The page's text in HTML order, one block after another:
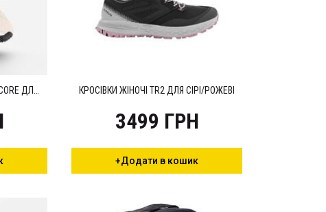
КРОСІВКИ ЖІНОЧІ KIPRUN KIPCORE ДЛЯ БІГУ БЕЖЕВІ/РОЖЕВІ КРОСІВКИ ЖІНОЧІ TR2 ДЛЯ СІРІ/РОЖЕВІ
3499 ГРН
+Додати в кошик